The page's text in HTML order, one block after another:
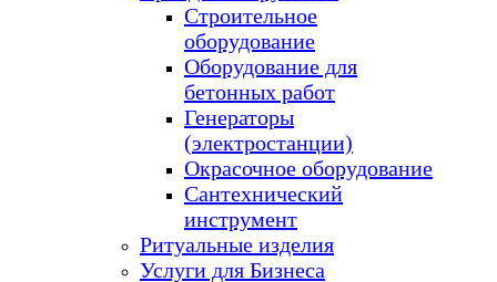
Строительное
оборудование
Оборудование для
бетонных работ
Генераторы
(электростанции)
Окрасочное оборудование
Сантехнический
инструмент
Ритуальные изделия
Услуги для Бизнеса